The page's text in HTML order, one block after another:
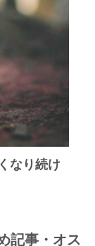
なり続け
記事・オス